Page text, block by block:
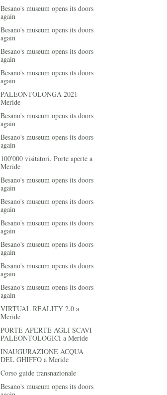
Besano's museum opens its doors
again
Besano's museum opens its doors
again
Besano's museum opens its doors
again
Besano's museum opens its doors
again
PALEONTOLONGA 2021 -
Meride
Besano's museum opens its doors
again
Besano's museum opens its doors
again
100'000 visitatori, Porte aperte a
Meride
Besano's museum opens its doors
again
Besano's museum opens its doors
again
Besano's museum opens its doors
again
Besano's museum opens its doors
again
Besano's museum opens its doors
again
Besano's museum opens its doors
again
VIRTUAL REALITY 2.0 a
Meride
PORTE APERTE AGLI SCAVI
PALEONTOLOGICI a Meride
INAUGURAZIONE ACQUA
DEL GHIFFO a Meride
Corso guide transnazionale
Besano's museum opens its doors